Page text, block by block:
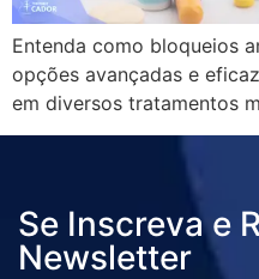
Entenda como bloqueios
opções avançadas e
em diversos tratamentos
Se Inscreva e
Newsletter